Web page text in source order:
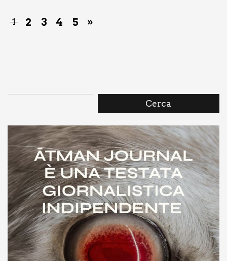
1 2 3 4 5 »
Cerca